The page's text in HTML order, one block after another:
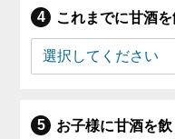
これまでに甘酒
お子様に甘酒を